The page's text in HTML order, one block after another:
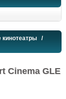
/
Cinema GLE